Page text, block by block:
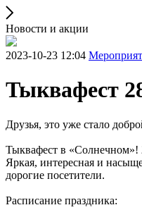
Новости и акции
2023-10-23 12:04
Тыквафест
Друзья, это уже стало
Тыквафест в «Солнечном»!
Яркая, интересная и
дорогие посетители.
Расписание праздника: